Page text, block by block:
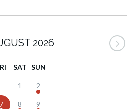
2026
SAT SUN
1 2
7 8 9